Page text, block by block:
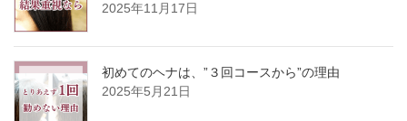
2025年11月17日
初めてのヘナは、”３回コースから”の理由
2025年5月21日